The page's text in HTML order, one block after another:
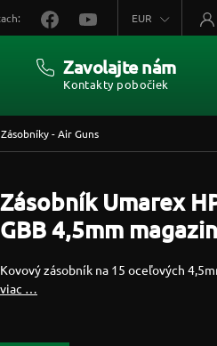
Zásobníky - Air Guns
Zásobník Umarex
GBB 4,5mm
Kovový zásobník na 15 oceľových
viac …
EUR
Zavolajte nám
Kontakty pobočiek